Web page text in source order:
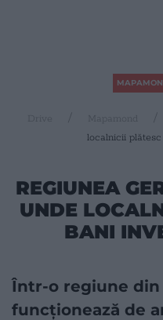
Drive Mapamond
localnicii
REGIUNEA
UNDE
BANI
Într-o regiune din
funcționează de